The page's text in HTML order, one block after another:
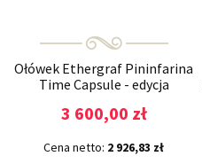
Ołówek Ethergraf Pininfarina
Time Capsule - edycja
3 600,00 zł
Cena netto: 2 926,83 zł